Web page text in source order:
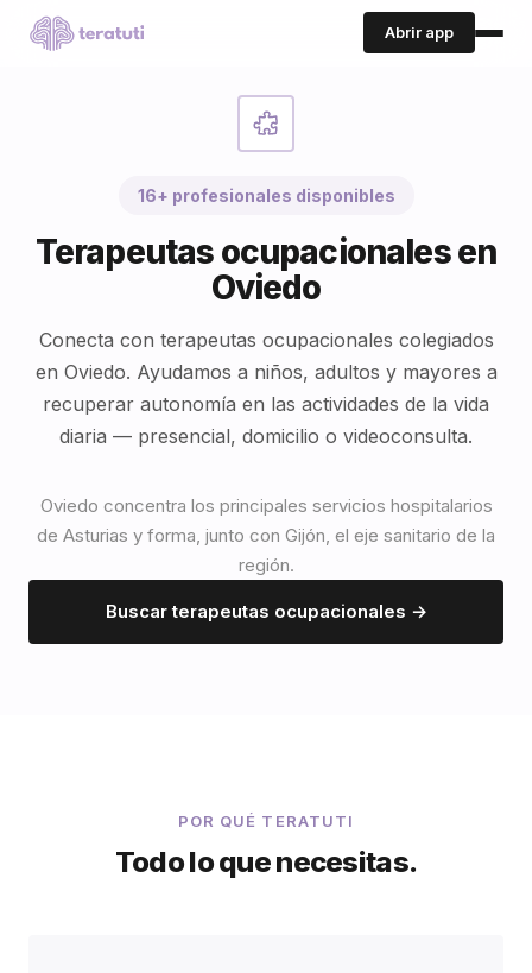
Abrir app
16+ profesionales disponibles
Terapeutas ocupacionales en
Oviedo
Conecta con terapeutas ocupacionales colegiados
en Oviedo. Ayudamos a niños, adultos y mayores a
recuperar autonomía en las actividades de la vida
diaria — presencial, domicilio o videoconsulta.
Oviedo concentra los principales servicios hospitalarios
de Asturias y forma, junto con Gijón, el eje sanitario de la
región.
Buscar terapeutas ocupacionales →
POR QUÉ TERATUTI
Todo lo que necesitas.